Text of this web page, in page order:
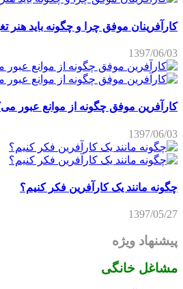
کارآفرینان موفق چرا و چگونه باید هنر
1397/06/03
کارآفرین موفق چگونه از موانع عبور
1397/06/03
چگونه مانند یک کارآفرین فکر کنیم؟
1397/05/27
پیشنهاد ویژه
مشاغل خانگی